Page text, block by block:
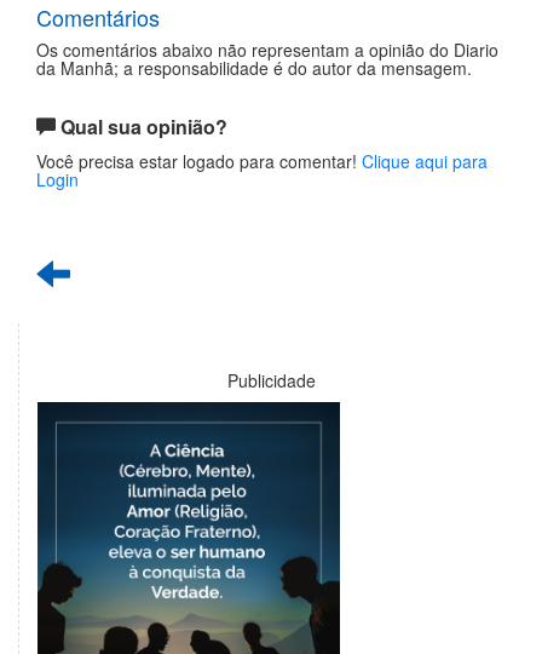
Comentários
Os comentários abaixo não representam a opinião do Diario
da Manhã; a responsabilidade é do autor da mensagem.
Qual sua opinião?
Você precisa estar logado para comentar! Clique aqui para
Login
Publicidade